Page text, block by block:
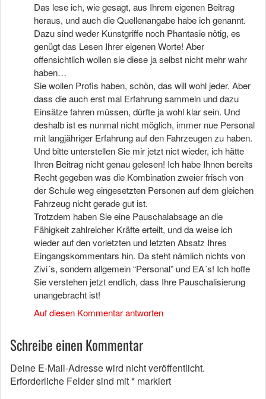
Das lese ich, wie gesagt, aus Ihrem eigenen Beitrag
heraus, und auch die Quellenangabe habe ich genannt.
Dazu sind weder Kunstgriffe noch Phantasie nötig, es
genügt das Lesen Ihrer eigenen Worte! Aber
offensichtlich wollen sie diese ja selbst nicht mehr wahr
haben…
Sie wollen Profis haben, schön, das will wohl jeder. Aber
dass die auch erst mal Erfahrung sammeln und dazu
Einsätze fahren müssen, dürfte ja wohl klar sein. Und
deshalb ist es nunmal nicht möglich, immer nue Personal
mit langjähriger Erfahrung auf den Fahrzeugen zu haben.
Und bitte unterstellen Sie mir jetzt nict wieder, ich hätte
Ihren Beitrag nicht genau gelesen! Ich habe Ihnen bereits
Recht gegeben was die Kombination zweier frisch von
der Schule weg eingesetzten Personen auf dem gleichen
Fahrzeug nicht gerade gut ist.
Trotzdem haben Sie eine Pauschalabsage an die
Fähigkeit zahlreicher Kräfte erteilt, und da weise ich
wieder auf den vorletzten und letzten Absatz Ihres
Eingangskommentars hin. Da steht nämlich nichts von
Zivi´s, sondern allgemein “Personal” und EA´s! Ich hoffe
Sie verstehen jetzt endlich, dass Ihre Pauschalisierung
unangebracht ist!
Auf diesen Kommentar antworten
Schreibe einen Kommentar
Deine E-Mail-Adresse wird nicht veröffentlicht.
Erforderliche Felder sind mit* markiert